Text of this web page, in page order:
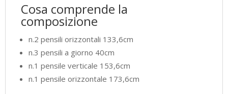
Cosa comprende la
composizione
n.2 pensili orizzontali 133,6cm
n.3 pensili a giorno 40cm
n.1 pensile verticale 153,6cm
n.1 pensile orizzontale 173,6cm